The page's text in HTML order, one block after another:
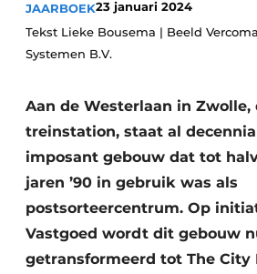
Privacy / Cookie statement
Vacature aanmelden
Vacatures
Video’s
Glas
Modulair bouwen
JAARBOEK23 januari 2024
Tekst Lieke Bousema | Beeld
Systemen B.V.
Aan de Westerlaan in
treinstation, staat al
imposant gebouw dat tot
jaren ’90 in gebruik was als
postsorteercentrum. Op
Vastgoed wordt dit gebouw
getransformeerd tot The City